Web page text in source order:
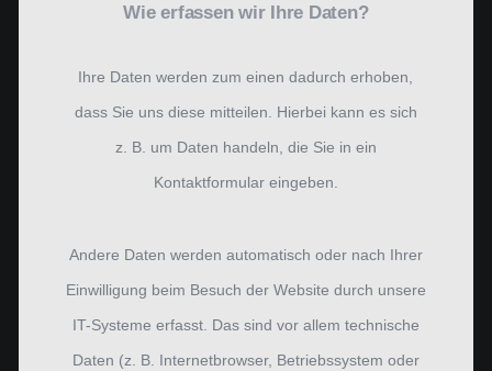
Wie erfassen wir Ihre Daten?
Ihre Daten werden zum einen dadurch erhoben,
dass Sie uns diese mitteilen. Hierbei kann es sich
z. B. um Daten handeln, die Sie in ein
Kontaktformular eingeben.
Andere Daten werden automatisch oder nach Ihrer
Einwilligung beim Besuch der Website durch unsere
IT-Systeme erfasst. Das sind vor allem technische
Daten (z. B. Internetbrowser, Betriebssystem oder